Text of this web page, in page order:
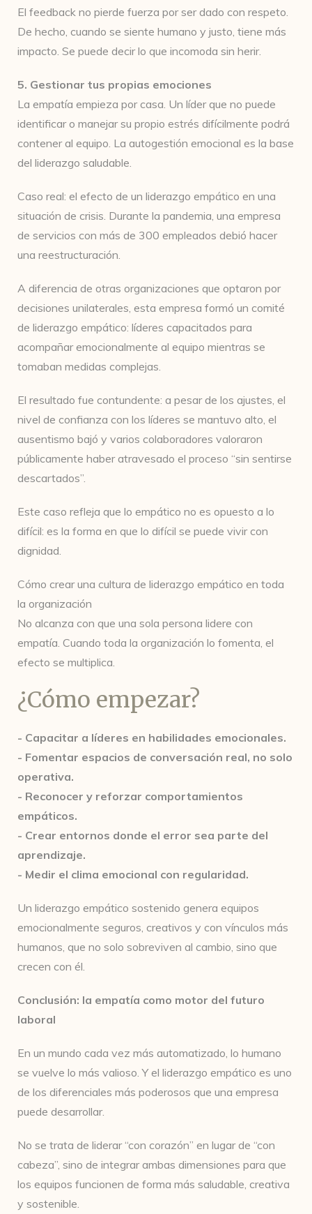
El feedback no pierde fuerza por ser dado con respeto.
De hecho, cuando se siente humano y justo, tiene más
impacto. Se puede decir lo que incomoda sin herir.
5. Gestionar tus propias emociones
La empatía empieza por casa. Un líder que no puede
identificar o manejar su propio estrés difícilmente podrá
contener al equipo. La autogestión emocional es la base
del liderazgo saludable.
Caso real: el efecto de un liderazgo empático en una
situación de crisis. Durante la pandemia, una empresa
de servicios con más de 300 empleados debió hacer
una reestructuración.
A diferencia de otras organizaciones que optaron por
decisiones unilaterales, esta empresa formó un comité
de liderazgo empático: líderes capacitados para
acompañar emocionalmente al equipo mientras se
tomaban medidas complejas.
El resultado fue contundente: a pesar de los ajustes, el
nivel de confianza con los líderes se mantuvo alto, el
ausentismo bajó y varios colaboradores valoraron
públicamente haber atravesado el proceso “sin sentirse
descartados”.
Este caso refleja que lo empático no es opuesto a lo
difícil: es la forma en que lo difícil se puede vivir con
dignidad.
Cómo crear una cultura de liderazgo empático en toda
la organización
No alcanza con que una sola persona lidere con
empatía. Cuando toda la organización lo fomenta, el
efecto se multiplica.
¿Cómo empezar?
- Capacitar a líderes en habilidades emocionales.
- Fomentar espacios de conversación real, no solo
operativa.
- Reconocer y reforzar comportamientos
empáticos.
- Crear entornos donde el error sea parte del
aprendizaje.
- Medir el clima emocional con regularidad.
Un liderazgo empático sostenido genera equipos
emocionalmente seguros, creativos y con vínculos más
humanos, que no solo sobreviven al cambio, sino que
crecen con él.
Conclusión: la empatía como motor del futuro
laboral
En un mundo cada vez más automatizado, lo humano
se vuelve lo más valioso. Y el liderazgo empático es uno
de los diferenciales más poderosos que una empresa
puede desarrollar.
No se trata de liderar “con corazón” en lugar de “con
cabeza”, sino de integrar ambas dimensiones para que
los equipos funcionen de forma más saludable, creativa
y sostenible.